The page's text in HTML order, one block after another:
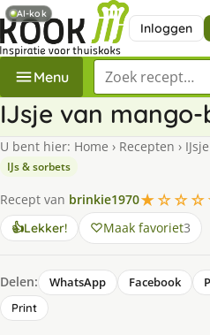
Inloggen
Menu Zoek een recept
IJsje van
U bent hier: Home › Recepten ›
IJs & sorbets
Recept van brinkie1970
👍Lekker! Maak favoriet3
Delen: WhatsApp Facebook
Print
AI-kok